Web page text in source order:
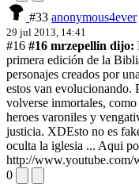
#33 anonymous4ever
29 jul 2013, 14:41
#16 #16 mrzepellin dijo:
primera edición de la
personajes creados por
estos van evolucionando.
volverse inmortales,
heroes varoniles y
justicia. XDEsto no es
oculta la iglesia ... Aqui
http://
0